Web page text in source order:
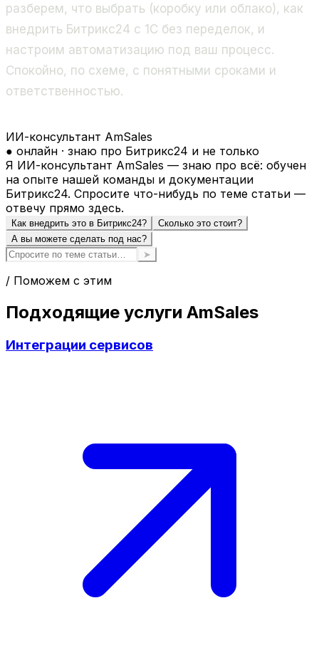
разберем, что выбрать (коробку или облако), как
внедрить Битрикс24 с 1С без переделок, и
настроим автоматизацию под ваш процесс.
Спокойно, по схеме, с понятными сроками и
ответственностью.
ИИ-консультант AmSales
● онлайн · знаю про Битрикс24 и не только
Я ИИ-консультант AmSales — знаю про всё: обучен
на опыте нашей команды и документации
Битрикс24. Спросите что-нибудь по теме статьи —
отвечу прямо здесь.
Как внедрить это в Битрикс24?
Сколько это стоит?
А вы можете сделать под нас?
➤
/ Поможем с этим
Подходящие услуги AmSales
Интеграции сервисов